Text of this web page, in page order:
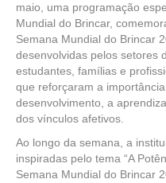
maio, uma programação
Mundial do Brincar,
Semana Mundial do Brincar
desenvolvidas pelos setores
estudantes, famílias e
que reforçaram a
desenvolvimento, a
dos vínculos afetivos.
Ao longo da semana, a
inspiradas pelo tema “A
Semana Mundial do Brincar